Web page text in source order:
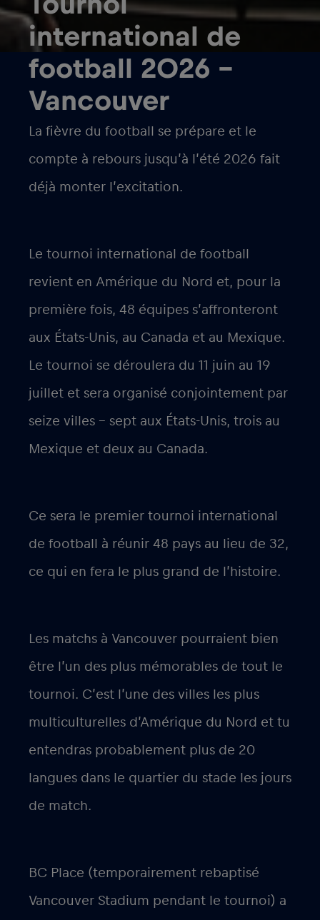
international de
football 2026 –
Vancouver
La fièvre du football se prépare et le
compte à rebours jusqu’à l’été 2026 fait
déjà monter l’excitation.
Le tournoi international de football
revient en Amérique du Nord et, pour la
première fois, 48 équipes s’affronteront
aux États-Unis, au Canada et au Mexique.
Le tournoi se déroulera du 11 juin au 19
juillet et sera organisé conjointement par
seize villes – sept aux États-Unis, trois au
Mexique et deux au Canada.
Ce sera le premier tournoi international
de football à réunir 48 pays au lieu de 32,
ce qui en fera le plus grand de l’histoire.
Les matchs à Vancouver pourraient bien
être l’un des plus mémorables de tout le
tournoi. C’est l’une des villes les plus
multiculturelles d’Amérique du Nord et tu
entendras probablement plus de 20
langues dans le quartier du stade les jours
de match.
BC Place (temporairement rebaptisé
Vancouver Stadium pendant le tournoi) a